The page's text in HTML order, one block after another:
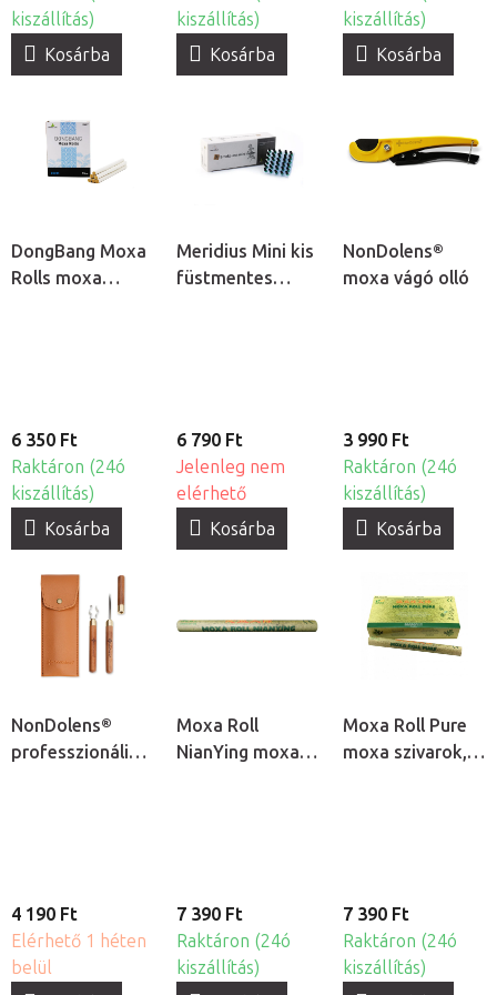
kiszállítás)
Kosárba
kiszállítás)
Kosárba
kiszállítás)
Kosárba
DongBang Moxa
Rolls moxa
6 350 Ft
Raktáron (24ó
kiszállítás)
Kosárba
Meridius Mini kis
füstmentes
6 790 Ft
Jelenleg nem
elérhető
Kosárba
NonDolens®
moxa vágó olló
3 990 Ft
Raktáron (24ó
kiszállítás)
Kosárba
NonDolens®
professzionális
4 190 Ft
Elérhető 1 héten
belül
Moxa Roll
NianYing moxa
7 390 Ft
Raktáron (24ó
kiszállítás)
Moxa Roll Pure
moxa szivarok,
7 390 Ft
Raktáron (24ó
kiszállítás)